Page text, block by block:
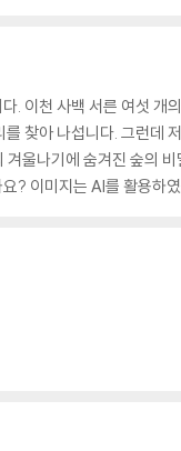
. 이천 사백 서른 여섯
찾아 나섭니다. 그런데
겨울나기에 숨겨진 숲의
? 이미지는 AI를 활용하